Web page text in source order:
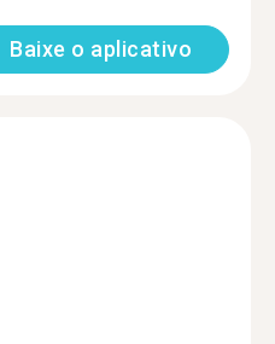
Baixe o aplicativo